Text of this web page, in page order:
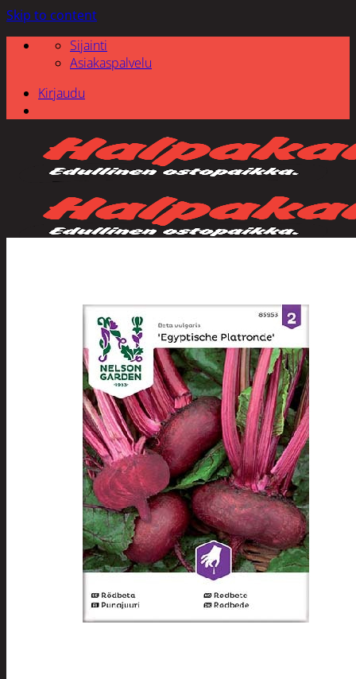
Skip to content
Sijainti
Asiakaspalvelu
Kirjaudu
Tuotevalikoima
Poistotuotteet
Kausituotteet
Joulu
Joulu- ja kausivalot
Eläimet ja
tontut
Kyntteliköt
Valoketjut ja
kuusenvalot
Joulukoristeet
Kranssit ja
muut